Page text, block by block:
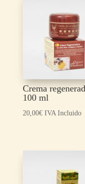
Crema
100 ml
20,00€ IVA Incluido